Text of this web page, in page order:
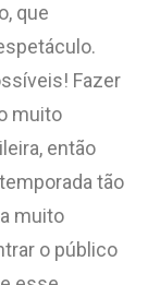
que
Fazer
muito
então
tão
muito
o público